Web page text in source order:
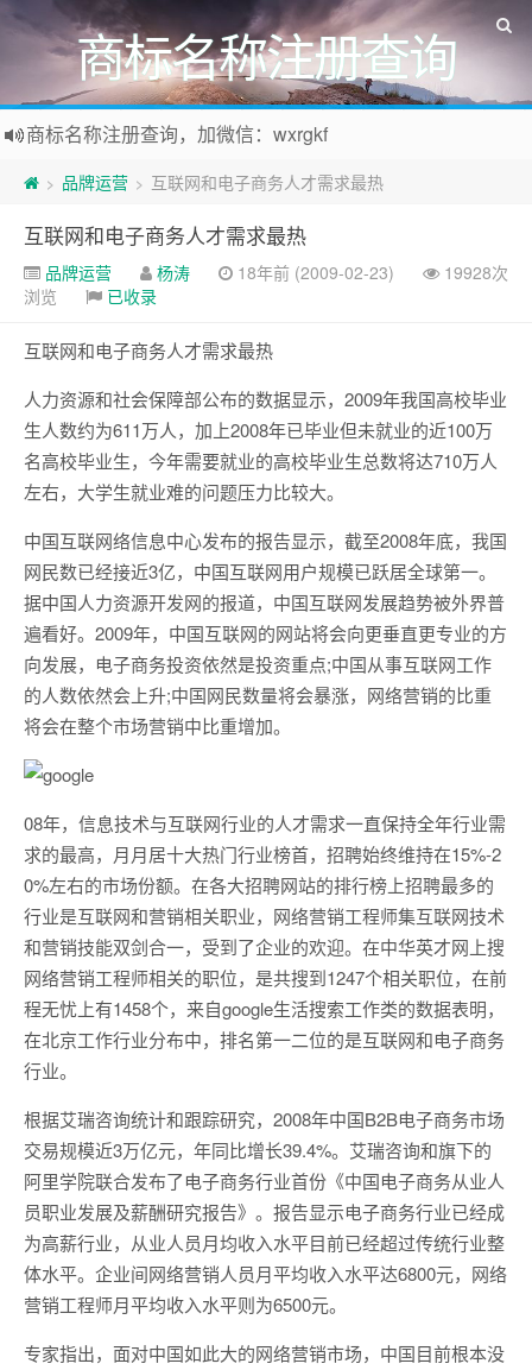
商标名称注册查询
商标名称注册查询，加微信：wxrgkf
商标注册和购买，加微信：wxrgkf
> 品牌运营 > 互联网和电子商务人才需求最热
互联网和电子商务人才需求最热
品牌运营 杨涛 18年前 (2009-02-23)
19928次
浏览
已收录
互联网和电子商务人才需求最热
人力资源和社会保障部公布的数据显示，2009年我国高校毕业
生人数约为611万人，加上2008年已毕业但未就业的近100万
名高校毕业生，今年需要就业的高校毕业生总数将达710万人
左右，大学生就业难的问题压力比较大。
中国互联网络信息中心发布的报告显示，截至2008年底，我国
网民数已经接近3亿，中国互联网用户规模已跃居全球第一。
据中国人力资源开发网的报道，中国互联网发展趋势被外界普
遍看好。2009年，中国互联网的网站将会向更垂直更专业的方
向发展，电子商务投资依然是投资重点;中国从事互联网工作
的人数依然会上升;中国网民数量将会暴涨，网络营销的比重
将会在整个市场营销中比重增加。
08年，信息技术与互联网行业的人才需求一直保持全年行业需
求的最高，月月居十大热门行业榜首，招聘始终维持在15%-2
0%左右的市场份额。在各大招聘网站的排行榜上招聘最多的
行业是互联网和营销相关职业，网络营销工程师集互联网技术
和营销技能双剑合一，受到了企业的欢迎。在中华英才网上搜
网络营销工程师相关的职位，是共搜到1247个相关职位，在前
程无忧上有1458个，来自google生活搜索工作类的数据表明，
在北京工作行业分布中，排名第一二位的是互联网和电子商务
行业。
根据艾瑞咨询统计和跟踪研究，2008年中国B2B电子商务市场
交易规模近3万亿元，年同比增长39.4%。艾瑞咨询和旗下的
阿里学院联合发布了电子商务行业首份《中国电子商务从业人
员职业发展及薪酬研究报告》。报告显示电子商务行业已经成
为高薪行业，从业人员月均收入水平目前已经超过传统行业整
体水平。企业间网络营销人员月平均收入水平达6800元，网络
营销工程师月平均收入水平则为6500元。
专家指出，面对中国如此大的网络营销市场，中国目前根本没